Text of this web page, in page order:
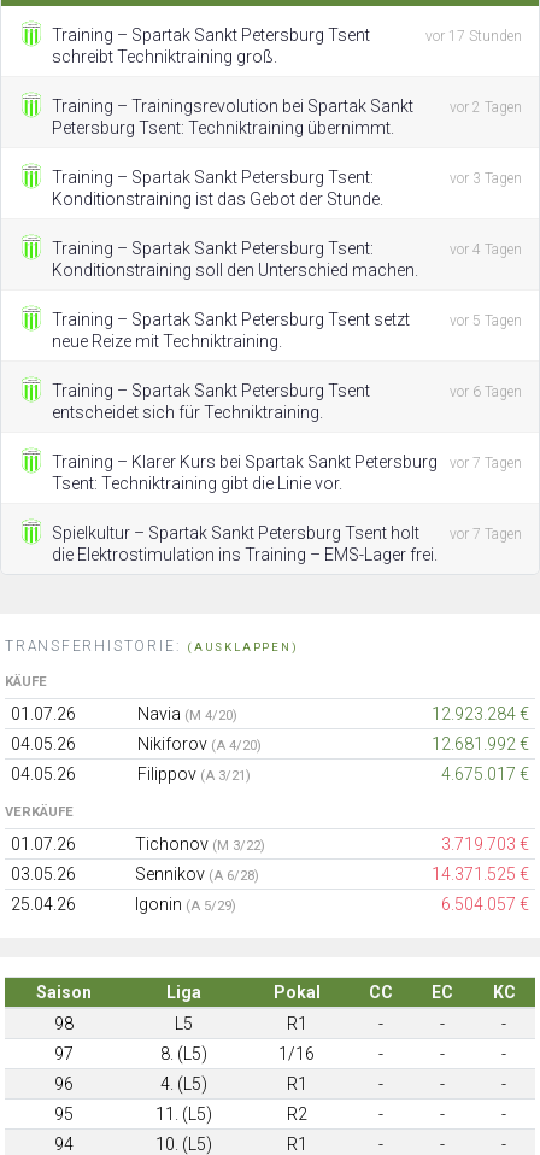
Training – Spartak Sankt Petersburg Tsent
schreibt Techniktraining groß.
vor 17 Stunden
Training – Trainingsrevolution bei Spartak Sankt
Petersburg Tsent: Techniktraining übernimmt.
vor 2 Tagen
Training – Spartak Sankt Petersburg Tsent:
Konditionstraining ist das Gebot der Stunde.
vor 3 Tagen
Training – Spartak Sankt Petersburg Tsent:
Konditionstraining soll den Unterschied machen.
vor 4 Tagen
Training – Spartak Sankt Petersburg Tsent setzt
neue Reize mit Techniktraining.
vor 5 Tagen
Training – Spartak Sankt Petersburg Tsent
entscheidet sich für Techniktraining.
vor 6 Tagen
Training – Klarer Kurs bei Spartak Sankt Petersburg
Tsent: Techniktraining gibt die Linie vor.
vor 7 Tagen
Spielkultur – Spartak Sankt Petersburg Tsent holt
die Elektrostimulation ins Training – EMS-Lager frei.
vor 7 Tagen
TRANSFERHISTORIE: (AUSKLAPPEN)
KÄUFE
01.07.26 Navia (M 4/20)
12.923.284 €
04.05.26
Nikiforov (A 4/20)
12.681.992 €
04.05.26
Filippov (A 3/21) 4.675.017 €
VERKÄUFE
01.07.26 Tichonov (M 3/22)
3.719.703 €
03.05.26
Sennikov (A 6/28)
14.371.525 €
25.04.26
Igonin (A 5/29) 6.504.057 €
Saison Liga Pokal CC EC
KC
98
L5 R1 - -
-
97
8. (L5) 1/16 - -
-
96
4. (L5) R1 - -
-
95
11. (L5) R2 - -
-
94
10. (L5) R1 - - -